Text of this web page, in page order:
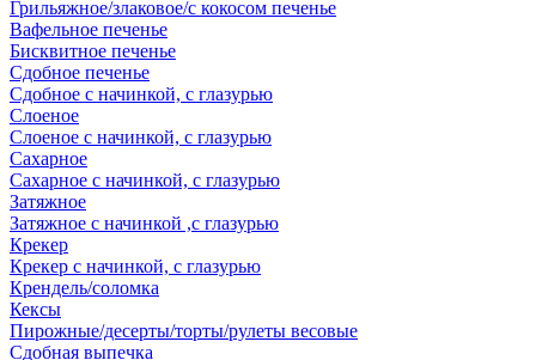
Грильяжное/злаковое/с кокосом печенье
Вафельное печенье
Бисквитное печенье
Сдобное печенье
Сдобное с начинкой, с глазурью
Слоеное
Слоеное с начинкой, с глазурью
Сахарное
Сахарное с начинкой, с глазурью
Затяжное
Затяжное с начинкой ,с глазурью
Крекер
Крекер с начинкой, с глазурью
Крендель/соломка
Кексы
Пирожные/десерты/торты/рулеты весовые
Сдобная выпечка